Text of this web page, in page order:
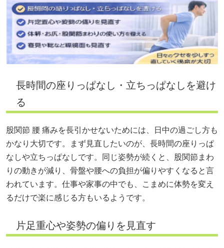
長時間の座りっぱなし・立ちっぱなしを避け
る
股関節 腰 痛みを長引かせないためには、日中の過ごし方も
かなり大切です。まず見直したいのが、長時間の座りっぱ
なしや立ちっぱなしです。同じ姿勢が続くと、股関節まわ
りの動きが減り、骨盤や腰への負担が偏りやすくなると言
われています。仕事や家事の中でも、こまめに体勢を変え
るだけで楽に感じる方もいるようです。
片足重心や姿勢の偏りを見直す